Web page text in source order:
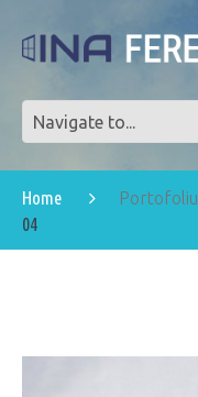
Home Portofoliu
04